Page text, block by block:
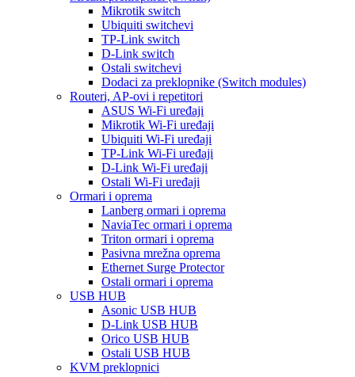
Mikrotik switch
Ubiquiti switchevi
TP-Link switch
D-Link switch
Ostali switchevi
Dodaci za preklopnike (Switch modules)
Routeri, AP-ovi i repetitori
ASUS Wi-Fi uređaji
Mikrotik Wi-Fi uređaji
Ubiquiti Wi-Fi uređaji
TP-Link Wi-Fi uređaji
D-Link Wi-Fi uređaji
Ostali Wi-Fi uređaji
Ormari i oprema
Lanberg ormari i oprema
NaviaTec ormari i oprema
Triton ormari i oprema
Pasivna mrežna oprema
Ethernet Surge Protector
Ostali ormari i oprema
USB HUB
Asonic USB HUB
D-Link USB HUB
Orico USB HUB
Ostali USB HUB
KVM preklopnici